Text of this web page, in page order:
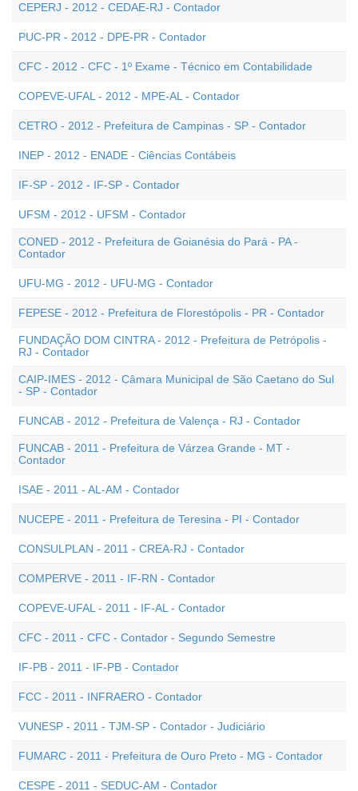
CEPERJ - 2012 - CEDAE-RJ - Contador
PUC-PR - 2012 - DPE-PR - Contador
CFC - 2012 - CFC - 1º Exame - Técnico em Contabilidade
COPEVE-UFAL - 2012 - MPE-AL - Contador
CETRO - 2012 - Prefeitura de Campinas - SP - Contador
INEP - 2012 - ENADE - Ciências Contábeis
IF-SP - 2012 - IF-SP - Contador
UFSM - 2012 - UFSM - Contador
CONED - 2012 - Prefeitura de Goianésia do Pará - PA -
Contador
UFU-MG - 2012 - UFU-MG - Contador
FEPESE - 2012 - Prefeitura de Florestópolis - PR - Contador
FUNDAÇÃO DOM CINTRA - 2012 - Prefeitura de Petrópolis -
RJ - Contador
CAIP-IMES - 2012 - Câmara Municipal de São Caetano do Sul
- SP - Contador
FUNCAB - 2012 - Prefeitura de Valença - RJ - Contador
FUNCAB - 2011 - Prefeitura de Várzea Grande - MT -
Contador
ISAE - 2011 - AL-AM - Contador
NUCEPE - 2011 - Prefeitura de Teresina - PI - Contador
CONSULPLAN - 2011 - CREA-RJ - Contador
COMPERVE - 2011 - IF-RN - Contador
COPEVE-UFAL - 2011 - IF-AL - Contador
CFC - 2011 - CFC - Contador - Segundo Semestre
IF-PB - 2011 - IF-PB - Contador
FCC - 2011 - INFRAERO - Contador
VUNESP - 2011 - TJM-SP - Contador - Judiciário
FUMARC - 2011 - Prefeitura de Ouro Preto - MG - Contador
CESPE - 2011 - SEDUC-AM - Contador